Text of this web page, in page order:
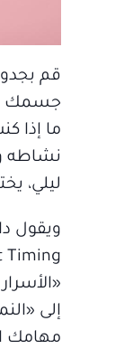
قم
جسمك
ما إذا
نشاطه
ليلي،
إلى
مهامك